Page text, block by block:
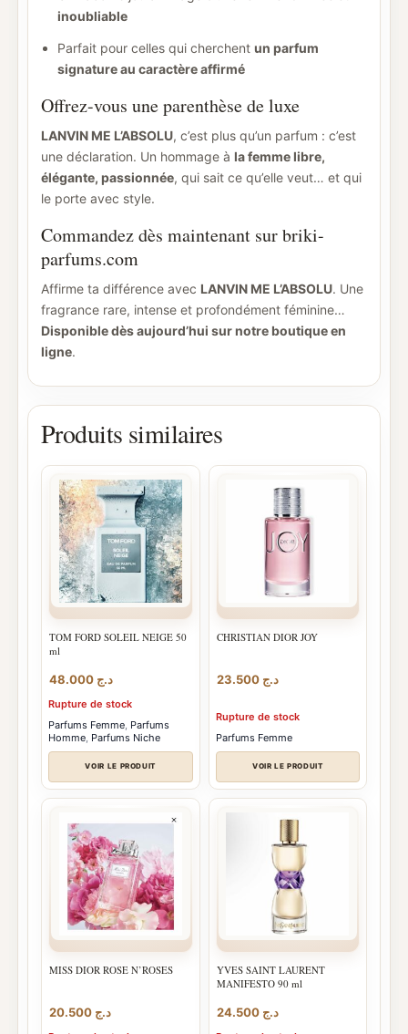
inoubliable
Parfait pour celles qui cherchent un parfum
signature au caractère affirmé
Offrez-vous une parenthèse de luxe
LANVIN ME L’ABSOLU, c’est plus qu’un parfum : c’est
une déclaration. Un hommage à la femme libre,
élégante, passionnée, qui sait ce qu’elle veut… et qui
le porte avec style.
Commandez dès maintenant sur briki-
parfums.com
Affirme ta différence avec LANVIN ME L’ABSOLU. Une
fragrance rare, intense et profondément féminine…
Disponible dès aujourd’hui sur notre boutique en
ligne.
Produits similaires
TOM FORD SOLEIL NEIGE 50
ml
د.ج
Rupture de stock
Parfums Femme Parfums
Homme Parfums Niche
VOIR LE PRODUIT
CHRISTIAN DIOR JOY
د.ج 23.500
Rupture de stock
Parfums Femme
VOIR LE PRODUIT
MISS DIOR ROSE N’ROSES
د.ج
YVES SAINT LAURENT
MANIFESTO 90 ml
د.ج 24.500